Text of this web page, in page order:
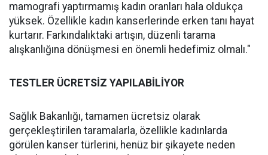
mamografi yaptırmamış kadın oranları hala oldukça
yüksek. Özellikle kadın kanserlerinde erken tanı hayat
kurtarır. Farkındalıktaki artışın, düzenli tarama
alışkanlığına dönüşmesi en önemli hedefimiz olmalı."
TESTLER ÜCRETSİZ YAPILABİLİYOR
Sağlık Bakanlığı, tamamen ücretsiz olarak
gerçekleştirilen taramalarla, özellikle kadınlarda
görülen kanser türlerini, henüz bir şikayete neden